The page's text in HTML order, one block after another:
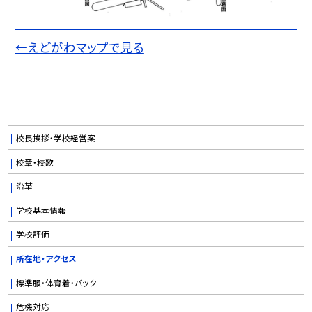
←えどがわマップで見る
校長挨拶・学校経営案
校章・校歌
沿革
学校基本情報
学校評価
所在地・アクセス
標準服・体育着・バック
危機対応